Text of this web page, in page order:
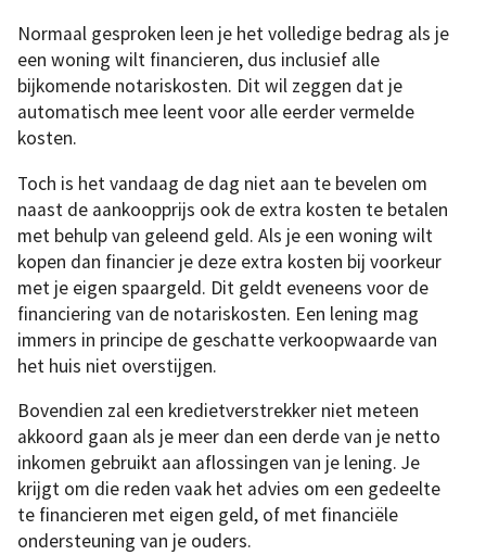
Normaal gesproken leen je het volledige bedrag als je
een woning wilt financieren, dus inclusief alle
bijkomende notariskosten. Dit wil zeggen dat je
automatisch mee leent voor alle eerder vermelde
kosten.
Toch is het vandaag de dag niet aan te bevelen om
naast de aankoopprijs ook de extra kosten te betalen
met behulp van geleend geld. Als je een woning wilt
kopen dan financier je deze extra kosten bij voorkeur
met je eigen spaargeld. Dit geldt eveneens voor de
financiering van de notariskosten. Een lening mag
immers in principe de geschatte verkoopwaarde van
het huis niet overstijgen.
Bovendien zal een kredietverstrekker niet meteen
akkoord gaan als je meer dan een derde van je netto
inkomen gebruikt aan aflossingen van je lening. Je
krijgt om die reden vaak het advies om een gedeelte
te financieren met eigen geld, of met financiële
ondersteuning van je ouders.